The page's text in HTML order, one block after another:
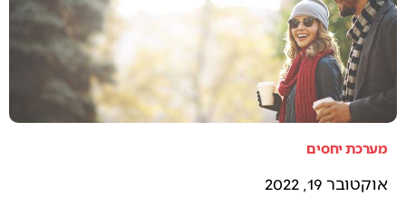
מערכת יחסים
אוקטובר 19, 2022